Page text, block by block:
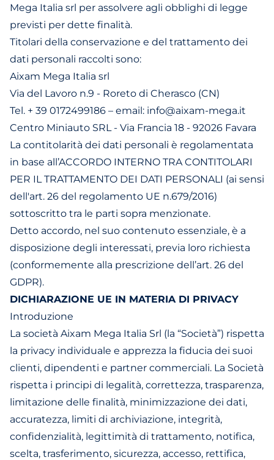
Mega Italia srl per assolvere agli obblighi di legge
previsti per dette finalità.
Titolari della conservazione e del trattamento dei
dati personali raccolti sono:
Aixam Mega Italia srl
Via del Lavoro n.9 - Roreto di Cherasco (CN)
Tel. + 39 0172499186 – email: info@aixam-mega.it
Centro Miniauto SRL - Via Francia 18 - 92026 Favara
La contitolarità dei dati personali è regolamentata
in base all’ACCORDO INTERNO TRA CONTITOLARI
PER IL TRATTAMENTO DEI DATI PERSONALI (ai sensi
dell'art. 26 del regolamento UE n.679/2016)
sottoscritto tra le parti sopra menzionate.
Detto accordo, nel suo contenuto essenziale, è a
disposizione degli interessati, previa loro richiesta
(conformemente alla prescrizione dell’art. 26 del
GDPR).
DICHIARAZIONE UE IN MATERIA DI PRIVACY
Introduzione
La società Aixam Mega Italia Srl (la “Società”) rispetta
la privacy individuale e apprezza la fiducia dei suoi
clienti, dipendenti e partner commerciali. La Società
rispetta i principi di legalità, correttezza, trasparenza,
limitazione delle finalità, minimizzazione dei dati,
accuratezza, limiti di archiviazione, integrità,
confidenzialità, legittimità di trattamento, notifica,
scelta, trasferimento, sicurezza, accesso, rettifica,